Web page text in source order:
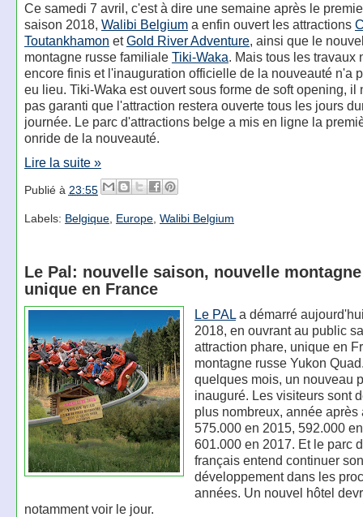
Ce samedi 7 avril, c'est à dire une semaine après le
saison 2018, Walibi Belgiuma enfin ouvert les attractions
Toutankhamon etGold River Adventure, ainsi que le
montagne russe familiale Tiki-Waka. Mais tous les travaux
encore finis et l'inauguration officielle de la nouveauté n'a
eu lieu. Tiki-Waka est ouvert sous forme de soft opening, il
pas garanti que l'attraction restera ouverte tous les jours
journée. Le parc d'attractions belge a mis en ligne la
onride de la nouveauté.
Lire la suite »
Publié à 23:55
Labels: Belgique, Europe, Walibi Belgium
Le Pal: nouvelle saison, nouvelle
unique en France
Le PALa démarré
2018, en ouvrant au public
attraction phare, unique en
montagne russe Yukon
quelques mois, un nouveau
inauguré. Les visiteurs sont
plus nombreux, année après
575.000 en 2015, 592.000
601.000 en 2017. Et le parc
français entend continuer son
développement dans les
années. Un nouvel hôtel
notamment voir le jour.